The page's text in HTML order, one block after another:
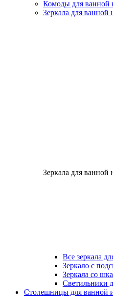
Комоды для ванной
Зеркала для ванной
Зеркала для ванной
Все зеркала
Зеркало с
Зеркала со
Светильники
Столешницы для ванной